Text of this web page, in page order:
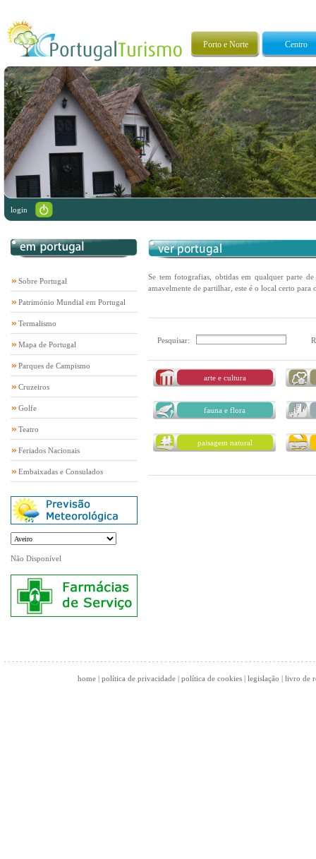
Porto e Norte Centro
login
Sobre Portugal
Património Mundial em Portugal
Termalismo
Mapa de Portugal
Parques de Campismo
Cruzeiros
Golfe
Teatro
Feriados Nacionais
Embaixadas e Consulados
Não Disponível
Se tem fotografias, obtidas em qualquer parte
amavelmente de partilhar, este é o local certo para
Pesquisar:
arte e cultura
fauna e flora
paisagem natural
home | política de privacidade | política de cookies | legislação | livro de